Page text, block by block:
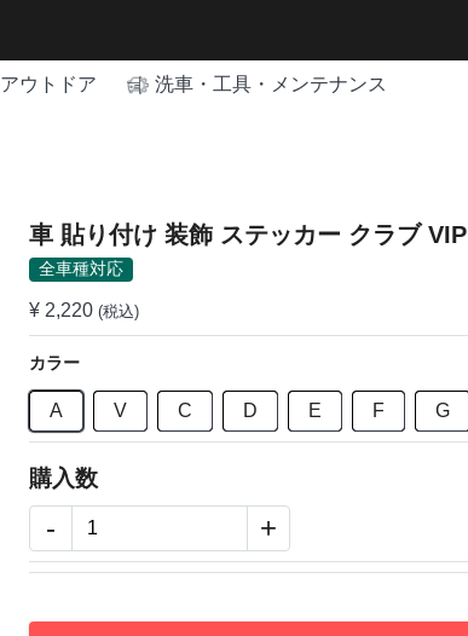
アウトドア 洗車・工具・メンテナンス
車 貼り付け 装飾 ステッカー クラブ VIP
全車種対応
¥ 2,220 (税込)
カラー
A V C D E F G
購入数
- +